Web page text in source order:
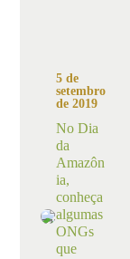
5 de
setembro
de 2019
No Dia
da
Amazôn
ia,
conheça
algumas
ONGs
que